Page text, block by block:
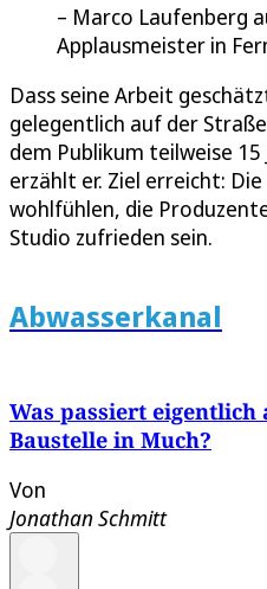
Marco Laufenberg
Applausmeister in
Dass seine Arbeit
gelegentlich auf der
dem Publikum teilweise 15
erzählt er. Ziel erreicht:
wohlfühlen, die
Studio zufrieden sein.
Abwasserkanal
Was passiert eigentlich
Baustelle in Much?
Von
Jonathan Schmitt